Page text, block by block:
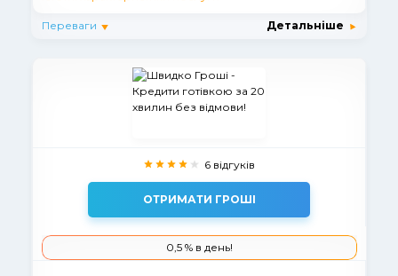
Переваги Детальніше
6 відгуків
ОТРИМАТИ ГРОШІ
0,5 % в день!